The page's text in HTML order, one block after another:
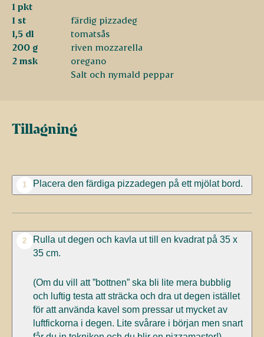
1 pkt
1 st
färdig pizzadeg
1,5 dl
tomatsås
200 g
riven mozzarella
2 msk
oregano
Salt och nymald peppar
Tillagning
1 Placera den färdiga pizzadegen på ett mjölat bord.
2
Rulla ut degen och kavla ut till en kvadrat på 35 x
35 cm.
(Om du vill att ”bottnen” ska bli lite mera bubblig
och luftig testa att sträcka och dra ut degen istället
för att använda kavel som pressar ut mycket av
luftfickorna i degen. Lite svårare i början men snart